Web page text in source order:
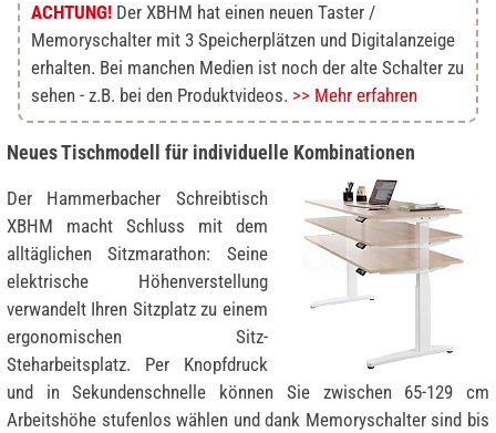
ACHTUNG! Der XBHM hat einen neuen Taster /
Memoryschalter mit 3 Speicherplätzen und Digitalanzeige
erhalten. Bei manchen Medien ist noch der alte Schalter zu
sehen - z.B. bei den Produktvideos. >> Mehr erfahren
Neues Tischmodell für individuelle Kombinationen
Der Hammerbacher Schreibtisch
XBHM macht Schluss mit dem
alltäglichen Sitzmarathon: Seine
elektrische Höhenverstellung
verwandelt Ihren Sitzplatz zu einem
ergonomischen Sitz-
Steharbeitsplatz. Per Knopfdruck
und in Sekundenschnelle können Sie zwischen 65-129 cm
Arbeitshöhe stufenlos wählen und dank Memoryschalter sind bis